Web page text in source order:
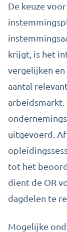
De keuze
krijgt, is het
vergelijken
aantal
arbeidsmarkt.
uitgevoerd.
tot het
dient de OR
dagdelen te
Mogelijke